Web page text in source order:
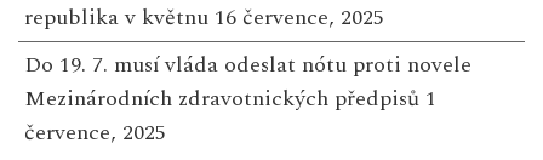
republika v květnu 16 července, 2025
Do 19. 7. musí vláda odeslat nótu proti novele
Mezinárodních zdravotnických předpisů 1
července, 2025